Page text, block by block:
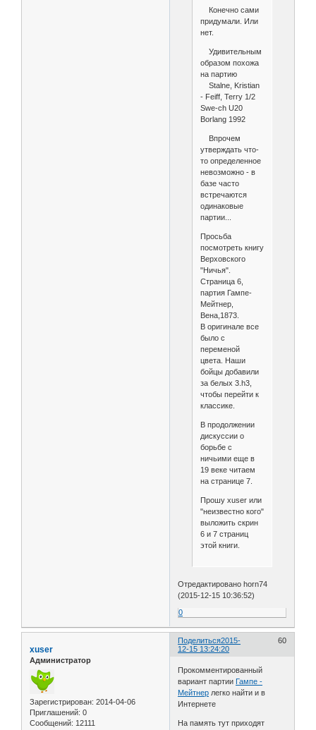
Конечно сами
придумали. Или
нет.
Удивительным
образом похожа
на партию
Stalne, Kristian
- Feiff, Terry 1/2
Swe-ch U20
Borlang 1992
Впрочем
утверждать что-
то определенное
невозможно - в
базе часто
встречаются
одинаковые
партии...
Просьба
посмотреть книгу
Верховского
"Ничья".
Страница 6,
партия Гампе-
Мейтнер,
Вена,1873.
В оригинале все
было с
переменой
цвета. Наши
бойцы добавили
за белых 3.h3,
чтобы перейти к
классике.
В продолжении
дискуссии о
борьбе с
ничьими еще в
19 веке читаем
на странице 7.
Прошу xuser или
"неизвестно кого"
выложить скрин
6 и 7 страниц
этой книги.
Отредактировано horn74
(2015-12-15 10:36:52)
0
Поделиться 60
2015-
12-15 13:24:20
xuser
Администратор
Зарегистрирован: 2014-04-06
Приглашений: 0
Сообщений: 12111
Прокомментированный
вариант партии Гампе -
Мейтнер легко найти и в
Интернете
На память тут приходят